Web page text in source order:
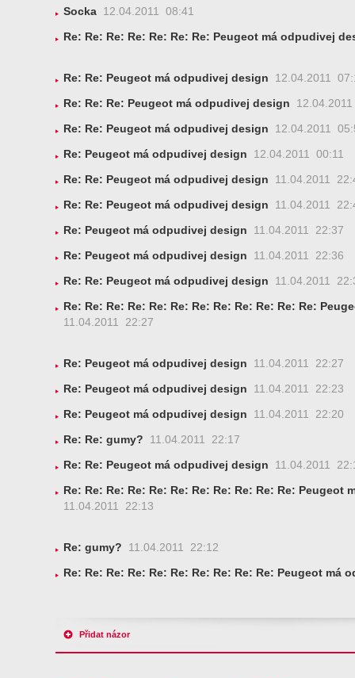
Socka 12.04.2011 08:41
Re: Re: Re: Re: Re: Re: Re: Peugeot má odpudivej
Re: Re: Peugeot má odpudivej design 12.04.2011
Re: Re: Re: Peugeot má odpudivej design
Re: Re: Peugeot má odpudivej design 12.04.2011
Re: Peugeot má odpudivej design 12.04.2011 00:11
Re: Re: Peugeot má odpudivej design 11.04.2011
Re: Re: Peugeot má odpudivej design 11.04.2011
Re: Peugeot má odpudivej design 11.04.2011 22:37
Re: Peugeot má odpudivej design 11.04.2011 22:36
Re: Re: Peugeot má odpudivej design 11.04.2011
Re: Re: Re: Re: Re: Re: Re: Re: Re: Re: Re: Re:
11.04.2011 22:27
Re: Peugeot má odpudivej design 11.04.2011 22:27
Re: Peugeot má odpudivej design 11.04.2011 22:23
Re: Peugeot má odpudivej design 11.04.2011 22:20
Re: Re: gumy? 11.04.2011 22:17
Re: Re: Peugeot má odpudivej design 11.04.2011
Re: Re: Re: Re: Re: Re: Re: Re: Re: Re: Re: Peugeot
11.04.2011 22:13
Re: gumy? 11.04.2011 22:12
Re: Re: Re: Re: Re: Re: Re: Re: Re: Re: Peugeot má
Přidat názor